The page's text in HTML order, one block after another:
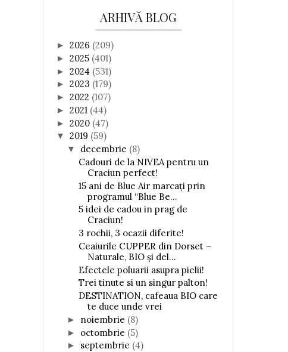
ARHIVĂ BLOG
► 2026 (209)
► 2025 (401)
► 2024 (531)
► 2023 (179)
► 2022 (107)
► 2021 (44)
► 2020 (47)
▼ 2019 (59)
▼ decembrie (8)
Cadouri de la NIVEA pentru un
Craciun perfect!
15 ani de Blue Air marcați prin
programul “Blue Be...
5 idei de cadou in prag de
Craciun!
3 rochii, 3 ocazii diferite!
Ceaiurile CUPPER din Dorset –
Naturale, BIO și del...
Efectele poluarii asupra pielii!
Trei tinute si un singur palton!
DESTINATION, cafeaua BIO care
te duce unde vrei
► noiembrie (8)
► octombrie (5)
► septembrie (4)